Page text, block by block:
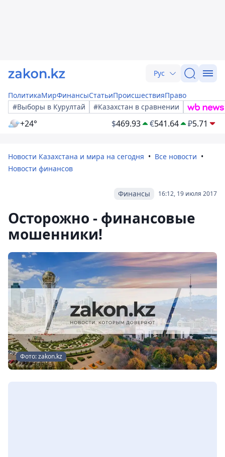
Рус
ПолитикаМирФинансыСтатьиПроисшествияПраво
#Выборы в Курултай
#Казахстан в сравнении
+24° $469.93 €541.64 ₽5.71
Новости Казахстана и мира на сегодня
Все новости
Новости финансов
16:12, 19 июля 2017
Финансы
Осторожно - финансовые
мошенники!
Фото: zakon.kz